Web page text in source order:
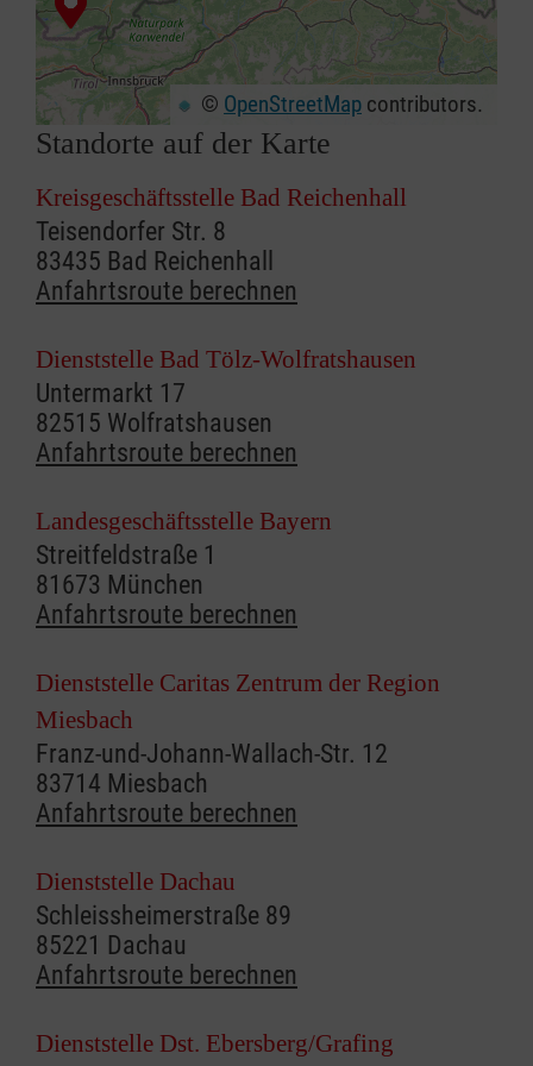
+
−
© OpenStreetMap contributors.
Standorte auf der Karte
Kreisgeschäftsstelle Bad Reichenhall
Teisendorfer Str. 8
83435 Bad Reichenhall
Anfahrtsroute berechnen
Dienststelle Bad Tölz-Wolfratshausen
Untermarkt 17
82515 Wolfratshausen
Anfahrtsroute berechnen
Landesgeschäftsstelle Bayern
Streitfeldstraße 1
81673 München
Anfahrtsroute berechnen
Dienststelle Caritas Zentrum der Region
Miesbach
Franz-und-Johann-Wallach-Str. 12
83714 Miesbach
Anfahrtsroute berechnen
Dienststelle Dachau
Schleissheimerstraße 89
85221 Dachau
Anfahrtsroute berechnen
Dienststelle Dst. Ebersberg/Grafing